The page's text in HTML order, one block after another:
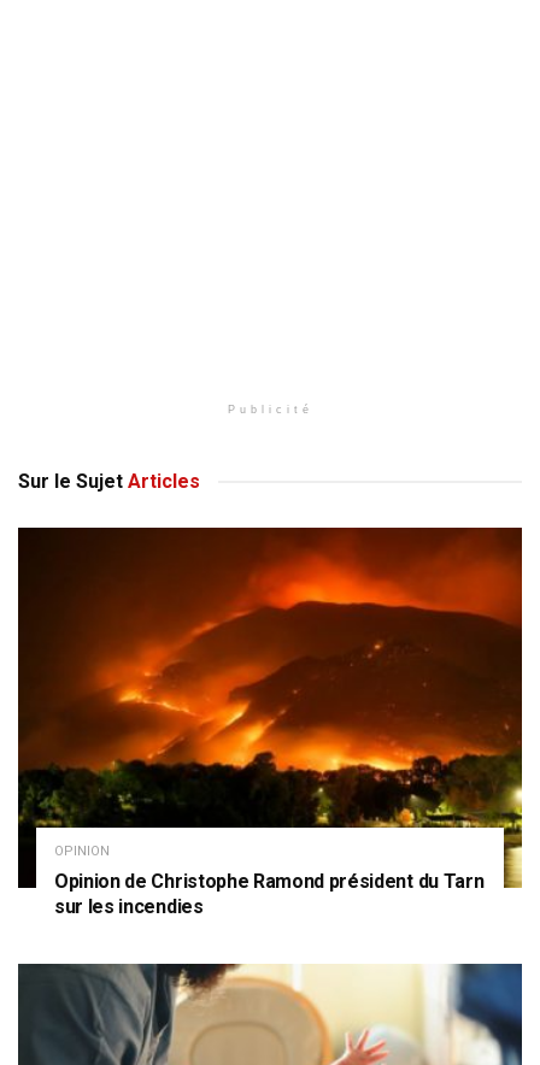
Publicité
Sur le Sujet Articles
OPINION
Opinion de Christophe Ramond président du Tarn
sur les incendies